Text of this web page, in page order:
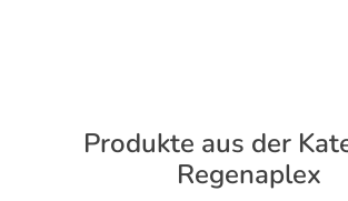
Produkte aus der
Regenaplex